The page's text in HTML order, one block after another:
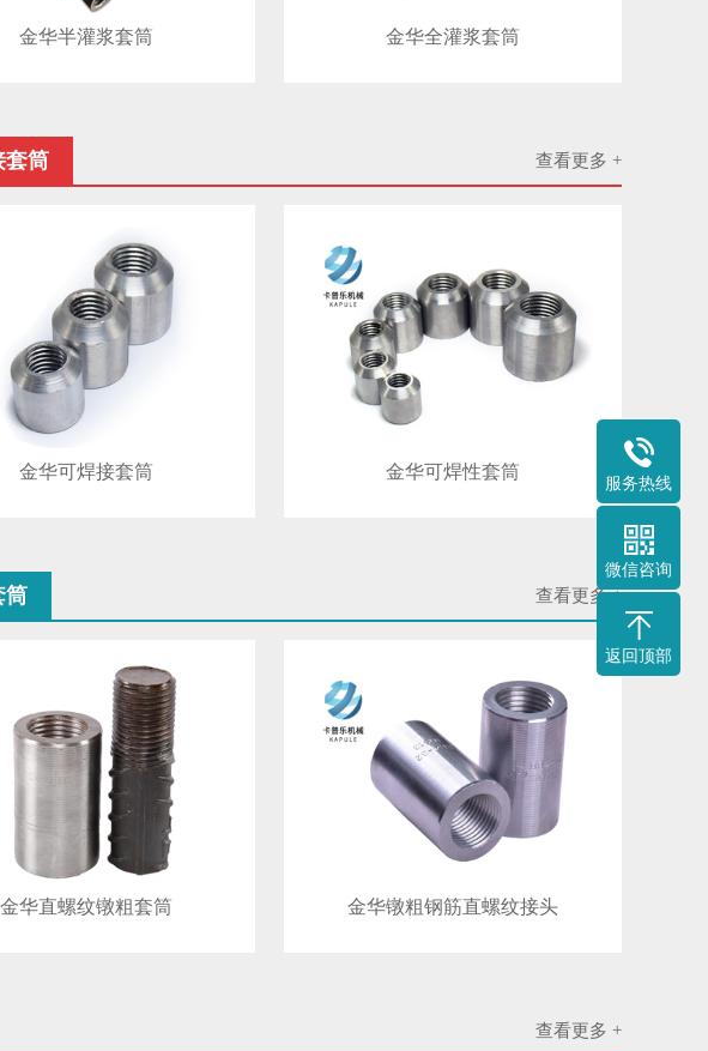
金华半灌浆套筒 金华​全灌浆套筒
查看更多 +
套筒
金华可焊接套筒 金华可焊性套筒
查看更多 +
筒
金华直螺纹镦粗套筒 金华镦粗钢筋直螺纹接头
查看更多 +
服务热线
微信咨询
返回顶部